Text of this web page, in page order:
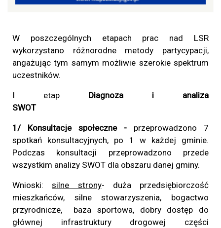
W poszczególnych etapach prac nad LSR
wykorzystano różnorodne metody partycypacji,
angażując tym samym możliwie szerokie spektrum
uczestników.
I etap Diagnoza i analiza
1/ Konsultacje społeczne -
przeprowadzono 7
spotkań konsultacyjnych, po 1 w każdej gminie.
Podczas konsultacji przeprowadzono przede
wszystkim analizy SWOT dla obszaru danej gminy.
Wnioski:silne strony- duża przedsiębiorczość
mieszkańców, silne stowarzyszenia, bogactwo
przyrodnicze, baza sportowa, dobry dostęp do
głównej infrastruktury drogowej części